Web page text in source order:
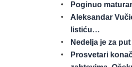
Poginuo
Aleksandar
listiću…
Nedelja je za
Prosvetari